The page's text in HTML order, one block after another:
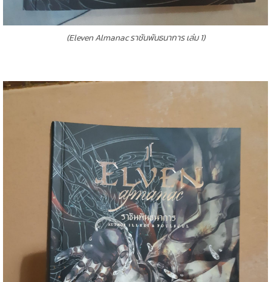
(Eleven Almanac ราชันพันธนาการ เล่ม 1)